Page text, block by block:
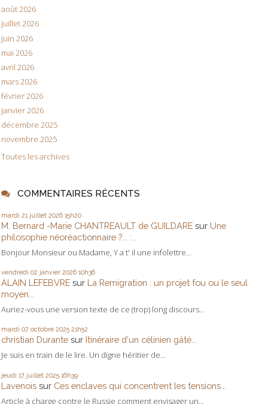
août 2026
juillet 2026
juin 2026
mai 2026
avril 2026
mars 2026
février 2026
janvier 2026
décembre 2025
novembre 2025
Toutes les archives
COMMENTAIRES RÉCENTS
mardi 21 juillet 2026 15h20
M. Bernard -Marie CHANTREAULT de GUILDARE sur Une
philosophie néoréactionnaire ?... :...
Bonjour Monsieur ou Madame, Y a t' il une infolettre...
vendredi 02 janvier 2026 10h36
ALAIN LEFEBVRE sur La Remigration : un projet fou ou le seul
moyen...
Auriez-vous une version texte de ce (trop) long discours...
mardi 07 octobre 2025 21h52
christian Durante sur Itinéraire d'un célinien gâté...
Je suis en train de le lire. Un digne héritier de...
jeudi 17 juillet 2025 16h39
Lavenois sur Ces enclaves qui concentrent les tensions...
Article à charge contre le Russie comment envisager un...